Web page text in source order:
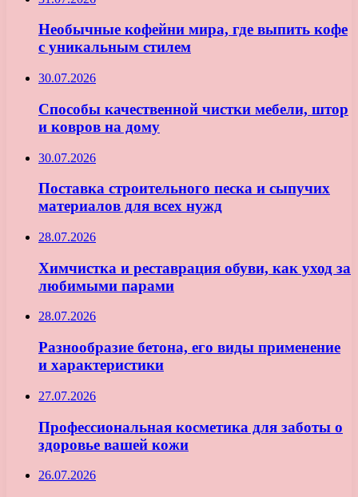
Необычные кофейни мира, где выпить кофе
с уникальным стилем
30.07.2026
Способы качественной чистки мебели, штор
и ковров на дому
30.07.2026
Поставка строительного песка и сыпучих
материалов для всех нужд
28.07.2026
Химчистка и реставрация обуви, как уход за
любимыми парами
28.07.2026
Разнообразие бетона, его виды применение
и характеристики
27.07.2026
Профессиональная косметика для заботы о
здоровье вашей кожи
26.07.2026